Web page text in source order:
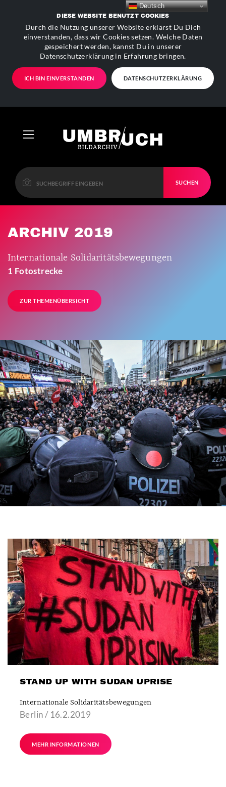
DIESE WEBSITE BENUTZT COOKIES
Durch die Nutzung unserer Website erklärst Du Dich
einverstanden, dass wir Cookies setzen. Welche Daten
gespeichert werden, kannst Du in unserer
Datenschutzerklärung in Erfahrung bringen.
ICH BIN EINVERSTANDEN DATENSCHUTZERKLÄRUNG
SUCHEN
ARCHIV 2019
Internationale Solidaritätsbewegungen
1 Fotostrecke
ZUR THEMENÜBERSICHT
STAND UP WITH SUDAN UPRISE
Internationale Solidaritätsbewegungen
Berlin / 16.2.2019
MEHR INFORMATIONEN
Deutsch